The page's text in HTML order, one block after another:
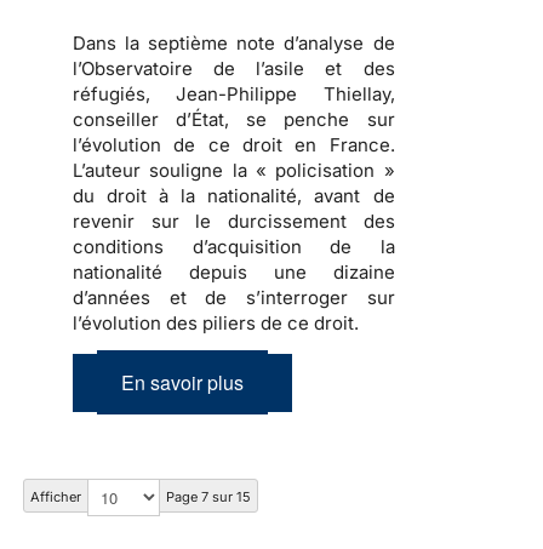
Dans la septième note d’analyse de
l’Observatoire de l’asile et des
réfugiés,Jean-Philippe Thiellay,
conseiller d’État, se penche sur
l’évolution de ce droit en France.
L’auteur souligne la « policisation »
du droit à la nationalité, avant de
revenir sur le durcissement des
conditions d’acquisition de la
nationalité depuis une dizaine
d’années et de s’interroger sur
l’évolution des piliers de ce droit.
En savoir plus
Afficher Page 7 sur 15